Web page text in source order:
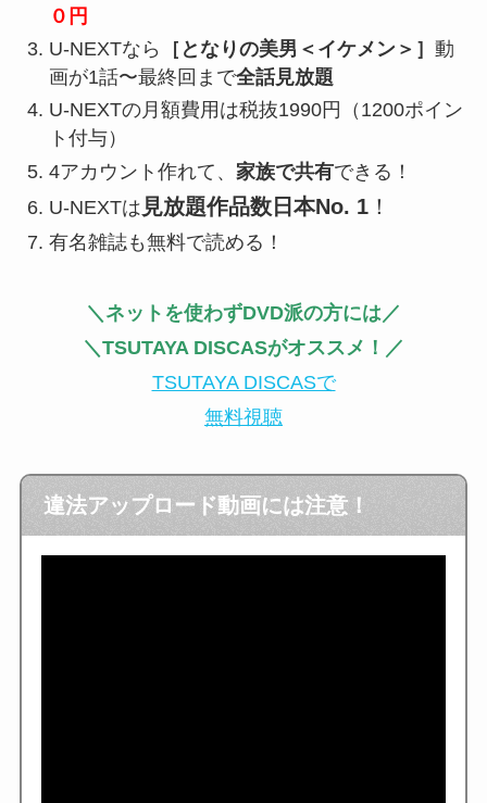
０円
U-NEXTなら
［となりの美男＜イケメン＞］ 動
画が1話〜最終回まで全話見放題
U-NEXTの月額費用は税抜1990円（1200ポイン
ト付与）
4アカウント作れて、 家族で共有できる！
U-NEXTは 見放題作品数日本No. 1！
有名雑誌も無料で読める！
＼ネットを使わずDVD派の方には／
＼TSUTAYA DISCASがオススメ！／
TSUTAYA DISCASで
無料視聴
違法アップロード動画には注意！